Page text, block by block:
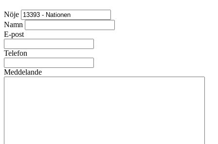
Nöje
Namn
E-post
Telefon
Meddelande